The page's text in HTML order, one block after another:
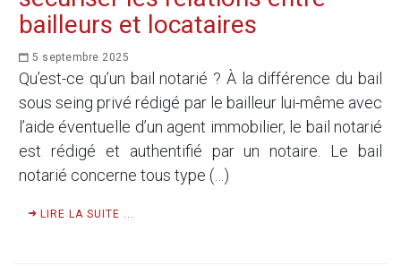
bailleurs et locataires
5 septembre 2025
Qu’est-ce qu’un bail notarié ? À la différence du bail
sous seing privé rédigé par le bailleur lui-même avec
l’aide éventuelle d’un agent immobilier, le bail notarié
est rédigé et authentifié par un notaire. Le bail
notarié concerne tous type (…)
LIRE LA SUITE ...